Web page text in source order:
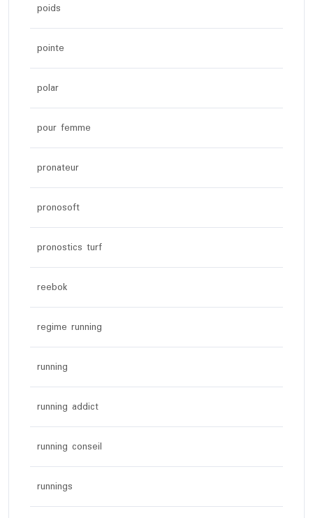
poids
pointe
polar
pour femme
pronateur
pronosoft
pronostics turf
reebok
regime running
running
running addict
running conseil
runnings